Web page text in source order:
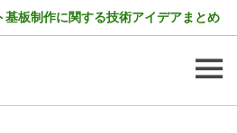
基板制作に関する技術アイデアまとめ